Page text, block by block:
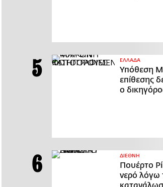
ΕΛΛΑΔΑ
Υπόθεση
επίθεσης
ο
ΔΙΕΘΝΗ
Πουέρτο
νερό λόγω